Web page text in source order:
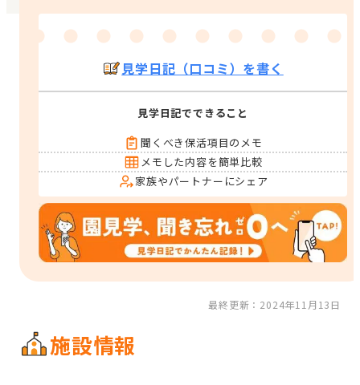
見学日記（口コミ）を書く
見学日記でできること
聞くべき保活項目のメモ
メモした内容を簡単比較
家族やパートナーにシェア
最終更新：2024年11月13日
施設情報